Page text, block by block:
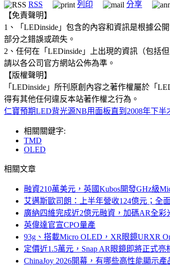
RSS 列印 分享
【免責聲明】
1、「LEDinside」包含的內容和資訊是根據公
部分之錯誤或疏失。
2、任何在「LEDinside」上出現的資訊（包括
請以各公司官方網站公佈為準。
【版權聲明】
「LEDinside」所刊原創內容之著作權屬於「
得有其他任何違反本站著作權之行為。
仁寶預期LED背光源NB用面板直到2008年下
相關關鍵字:
TMD
OLED
相關文章
融資210萬美元，英國Kubos開發GHz級
艾邁斯歐司朗：上半年營收124億元；全
廣納四維完成近2億元融資，加碼AR全彩
英偉達官宣CPO量產
93g、搭載Micro OLED，XR眼鏡URXR
定價近1.5萬元，Snap AR眼鏡即將正式亮
ChinaJoy 2026開幕，有哪些高性能顯示產